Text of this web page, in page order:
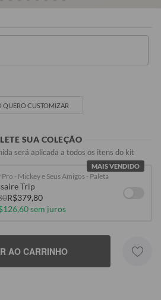
QUERO CUSTOMIZAR
SUA COLEÇÃO
será aplicada a todos os itens do kit
MAIS VENDIDO
Pro - Mickey e Seus Amigos - Paleta
Trip
R$379,80
sem juros
AO CARRINHO